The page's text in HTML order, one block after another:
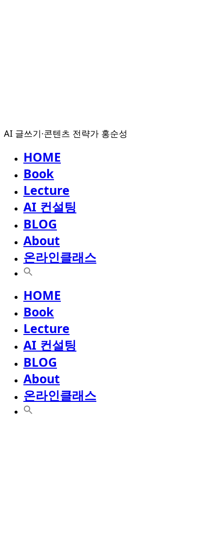
AI 글쓰기·콘텐츠 전략가 홍순성
HOME
Book
Lecture
AI 컨설팅
BLOG
About
온라인클래스
HOME
Book
Lecture
AI 컨설팅
BLOG
About
온라인클래스